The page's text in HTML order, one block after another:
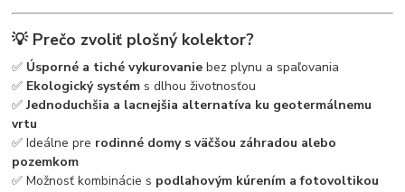
💡 Prečo zvoliť plošný kolektor?
✅ Úsporné a tiché vykurovanie bez plynu a spaľovania
✅ Ekologický systém s dlhou životnosťou
✅Jednoduchšia a lacnejšia alternatíva ku geotermálnemu
vrtu
✅ Ideálne pre rodinné domy s väčšou záhradou alebo
pozemkom
✅ Možnosť kombinácie s podlahovým kúrením a fotovoltikou